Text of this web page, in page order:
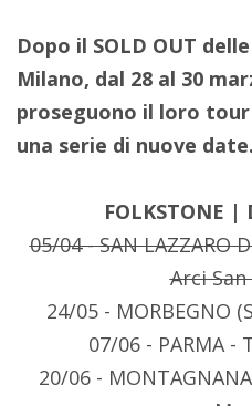
Dopo il SOLD OUT
Milano, dal 28 al 30
proseguono il loro tour
una serie di nuove date.
FOLKSTONE |
05/04 - SAN LAZZARO
Arci
24/05 - MORBEGNO
07/06 - PARMA
20/06 -